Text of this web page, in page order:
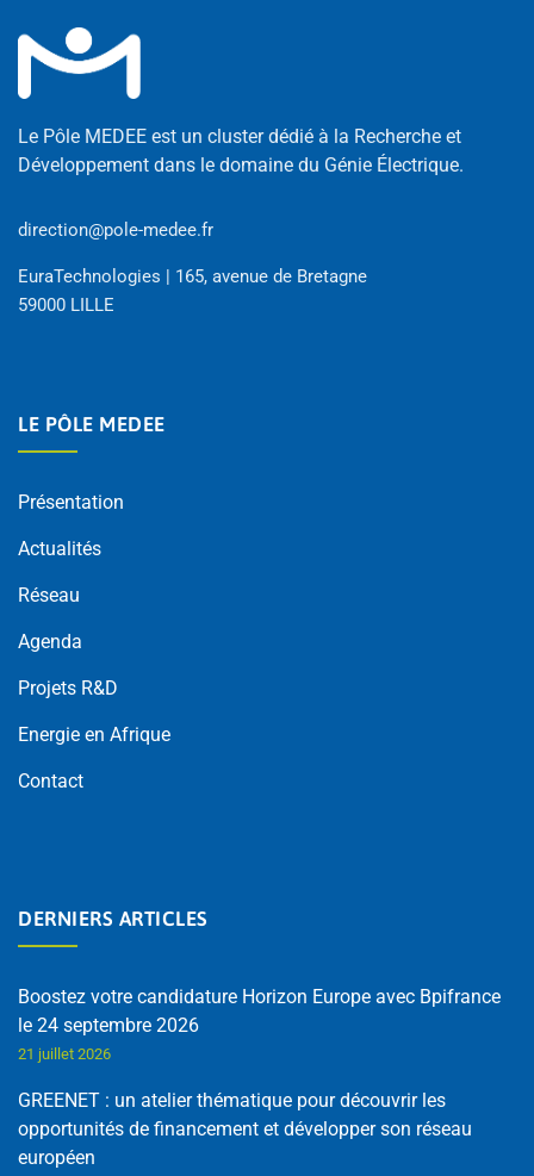
Le Pôle MEDEE est un cluster dédié à la Recherche et
Développement dans le domaine du Génie Électrique.
direction@pole-medee.fr
EuraTechnologies | 165, avenue de Bretagne
59000 LILLE
LE PÔLE MEDEE
Présentation
Actualités
Réseau
Agenda
Projets R&D
Energie en Afrique
Contact
DERNIERS ARTICLES
Boostez votre candidature Horizon Europe avec Bpifrance
le 24 septembre 2026
21 juillet 2026
GREENET : un atelier thématique pour découvrir les
opportunités de financement et développer son réseau
européen